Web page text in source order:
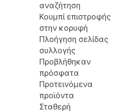
αναζήτηση
Κουμπί επιστροφής
στην κορυφή
Πλοήγηση σελίδας
συλλογής
Προβλήθηκαν
πρόσφατα
Προτεινόμενα
προϊόντα
Σταθερή